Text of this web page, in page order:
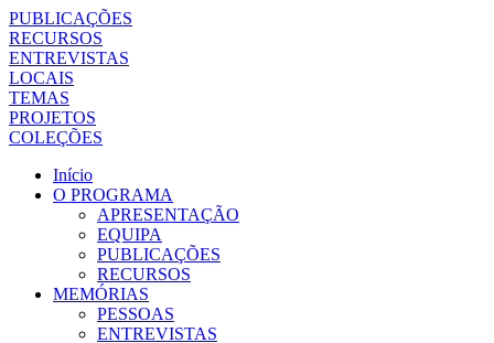
PUBLICAÇÕES
RECURSOS
ENTREVISTAS
LOCAIS
TEMAS
PROJETOS
COLEÇÕES
Início
O PROGRAMA
APRESENTAÇÃO
EQUIPA
PUBLICAÇÕES
RECURSOS
MEMÓRIAS
PESSOAS
ENTREVISTAS